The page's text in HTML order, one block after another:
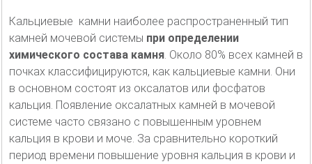
Кальциевые камни наиболее распространенный тип
камней мочевой системы при определении
химического состава камня. Около 80% всех камней в
почках классифицируются, как кальциевые камни. Они
в основном состоят из оксалатов или фосфатов
кальция. Появление оксалатных камней в мочевой
системе часто связано с повышенным уровнем
кальция в крови и моче. За сравнительно короткий
период времени повышение уровня кальция в крови и